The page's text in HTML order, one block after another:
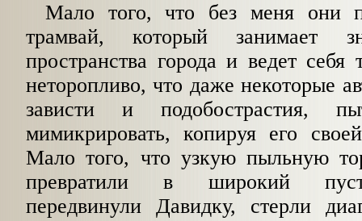
Мало того, что без меня они
трамвай, который занимает
пространства города и ведет себя
неторопливо, что даже некоторые
зависти и подобострастия,
мимикрировать, копируя его
Мало того, что узкую пыльную
превратили в широкий
передвинули Давидку, стерли